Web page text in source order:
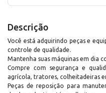
Descrição
Você está adquirindo peças e
controle de qualidade.
Mantenha suas máquinas em dia
Compre com segurança e
agrícola, tratores, colheitadeiras
Peças de reposição para